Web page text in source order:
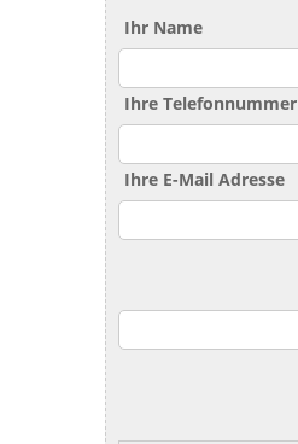
Ihr Name
Ihre Telefonnummer
Ihre E-Mail Adresse